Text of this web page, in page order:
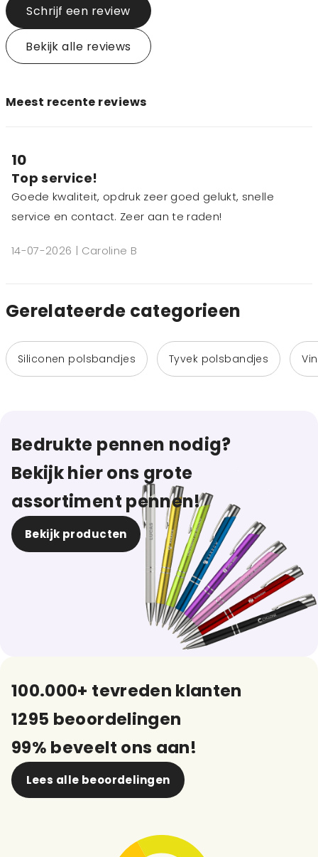
Schrijf een review
Bekijk alle reviews
Meest recente reviews
10
Top service!
Goede kwaliteit, opdruk zeer goed gelukt, snelle
service en contact. Zeer aan te raden!
14-07-2026 | Caroline B
Gerelateerde categorieen
Siliconen polsbandjes Tyvek polsbandjes
Bedrukte pennen nodig?
Bekijk hier ons grote
assortiment pennen!
Bekijk producten
100.000+ tevreden klanten
1295 beoordelingen
99% beveelt ons aan!
Lees alle beoordelingen